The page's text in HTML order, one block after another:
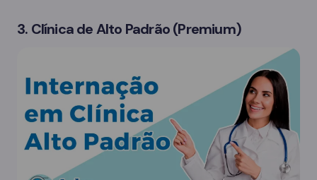
3. Clínica de Alto Padrão (Premium)